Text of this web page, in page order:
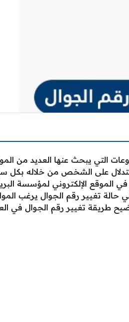
التي يبحث عنها العديد من
على الشخص من خلاله بكل
الإلكتروني لمؤسسة
تغيير رقم الجوال يرغب
طريقة تغيير رقم الجوال في